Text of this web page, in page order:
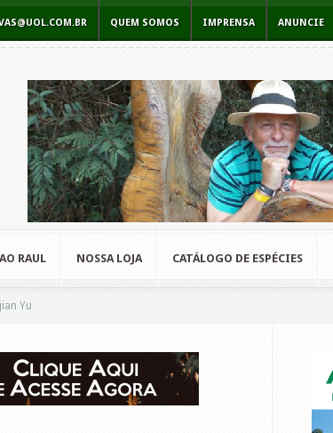
QUEM SOMOS IMPRENSA ANUNCIE
RAUL NOSSA LOJA CATÁLOGO DE ESPÉCIES
Yu